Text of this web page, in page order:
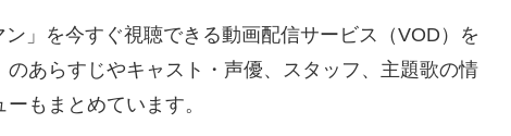
」を今すぐ視聴できる動画配信サービス（VOD）を
あらすじやキャスト・声優、スタッフ、主題歌の情
もまとめています。